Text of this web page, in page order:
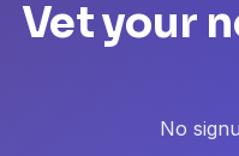
Vet your
No